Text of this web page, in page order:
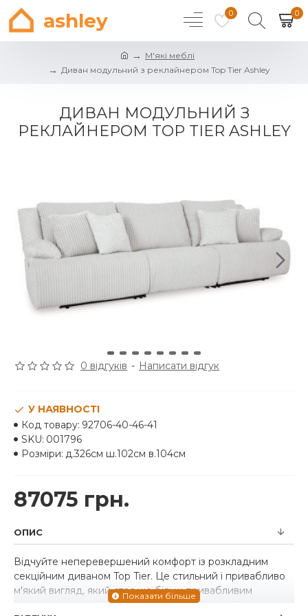
ashley 0 0
М'які меблі
Диван модульний з реклайнером Top Tier Ashley
ДИВАН МОДУЛЬНИЙ З
РЕКЛАЙНЕРОМ TOP TIER ASHLEY
0 відгуків - Написати відгук
87075 грн.
У НАЯВНОСТІ
Код товару: 92706-40-46-41
SKU: 001796
Розміри: д.326см ш.102см в.104см
ОПИС
Відчуйте неперевершений комфорт із розкладним
секційним диваном Top Tier. Це стильний і привабливо
м'який вигляд, який стає ще більш привабливим
завдяки зручним вельветовим подушкам, які чудово